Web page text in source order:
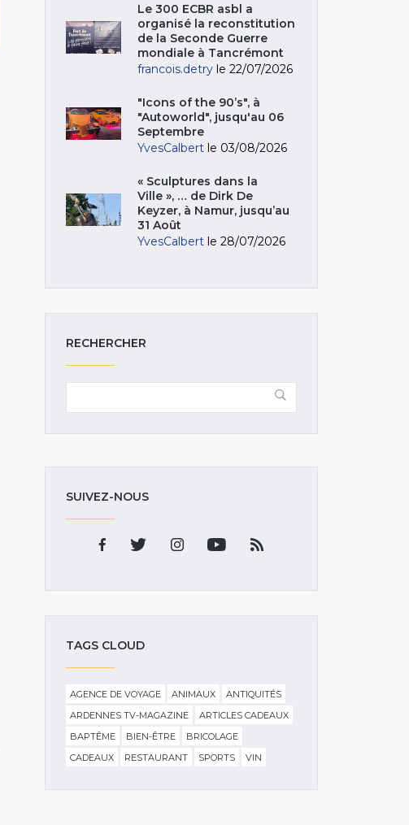
Le 300 ECBR asbl a
organisé la reconstitution
de la Seconde Guerre
mondiale à Tancrémont
francois.detry le 22/07/2026
"Icons of the 90’s", à
"Autoworld", jusqu'au 06
Septembre
YvesCalbert le 03/08/2026
« Sculptures dans la
Ville », … de Dirk De
Keyzer, à Namur, jusqu’au
31 Août
YvesCalbert le 28/07/2026
RECHERCHER
SUIVEZ-NOUS
TAGS CLOUD
AGENCE DE VOYAGE ANIMAUX
ANTIQUITÉS
ARDENNES TV-MAGAZINE
ARTICLES CADEAUX
BAPTÊME
BIEN-ÊTRE
BRICOLAGE
CADEAUX
RESTAURANT SPORTS VIN